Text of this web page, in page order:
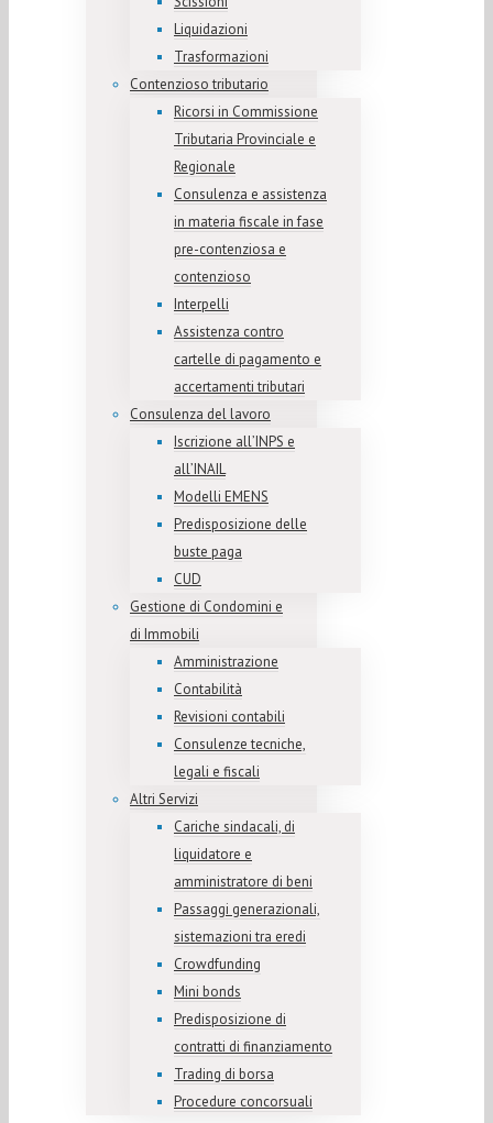
Liquidazioni
Trasformazioni
Contenzioso tributario
Ricorsi in Commissione
Tributaria Provinciale e
Regionale
Consulenza e assistenza
in materia fiscale in fase
pre-contenziosa e
contenzioso
Interpelli
Assistenza contro
cartelle di pagamento e
accertamenti tributari
Consulenza del lavoro
Iscrizione all’INPS e
all’INAIL
Modelli EMENS
Predisposizione delle
buste paga
CUD
Gestione di Condomini e
di Immobili
Amministrazione
Contabilità
Revisioni contabili
Consulenze tecniche,
legali e fiscali
Altri Servizi
Cariche sindacali, di
liquidatore e
amministratore di beni
Passaggi generazionali,
sistemazioni tra eredi
Crowdfunding
Mini bonds
Predisposizione di
contratti di finanziamento
Trading di borsa
Procedure concorsuali